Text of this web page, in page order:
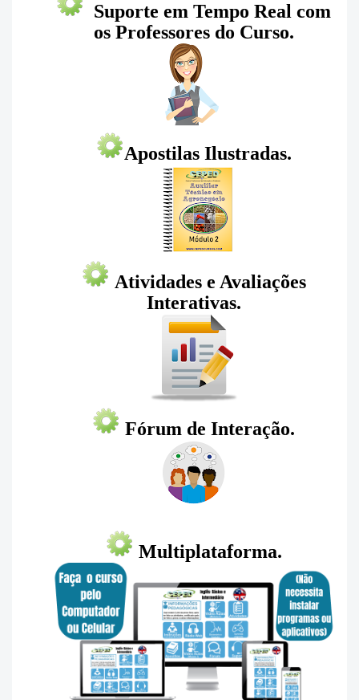
Suporte em Tempo Real com
os Professores do Curso.
Apostilas Ilustradas.
Atividades e Avaliações
Interativas.
Fórum de Interação.
Multiplataforma.